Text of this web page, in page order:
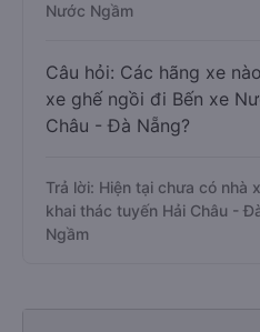
Nước Ngầm
Câu hỏi: Các hãng xe
xe ghế ngồi đi Bến xe
Châu - Đà Nẵng?
Trả lời: Hiện tại chưa có nhà
khai thác tuyến Hải Châu -
Ngầm